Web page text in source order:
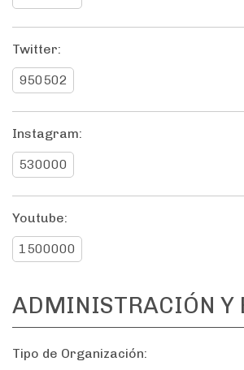
Twitter:
950502
Instagram:
530000
Youtube:
1500000
ADMINISTRACIÓN Y
Tipo de Organización: